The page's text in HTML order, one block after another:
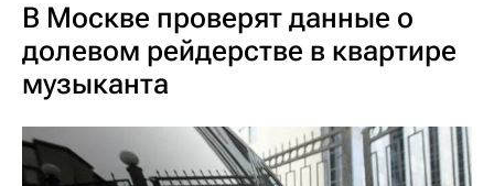
В Москве проверят данные о
долевом рейдерстве в квартире
музыканта